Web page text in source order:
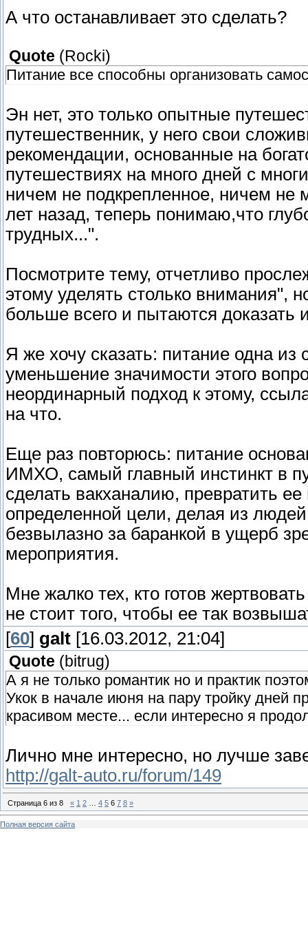
А что останавливает это сделать?
Quote ( Rocki)
Питание все способны организовать
Эн нет, это только опытные
путешественник, у него свои
рекомендации, основанные на
путешествиях на много дней с
ничем не подкрепленное, ничем
лет назад, теперь понимаю,что
трудных...".
Посмотрите тему, отчетливо
этому уделять столько внимания",
больше всего и пытаются доказать
Я же хочу сказать: питание одна
уменьшение значимости этого
неординарный подход к этому,
на что.
Еще раз повторюсь: питание
ИМХО, самый главный инстинкт в
сделать вакханалию, превратить
определенной цели, делая из
безвылазно за баранкой в ущерб
мероприятия.
Мне жалко тех, кто готов
не стоит того, чтобы ее так
[60] galt [16.03.2012, 21:04]
Quote (bitrug)
А я не только романтик но и практик
Укок в начале июня на пару тройку дней
красивом месте... если интересно я
Лично мне интересно, но лучше
http://galt-auto.ru/forum/149
Страница 6 из 8 « 1 2 4 5 6 7 8 »
Полная версия сайта